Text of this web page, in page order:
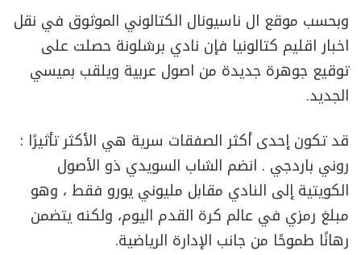
وبحسب موقع ال ناسيونال الكتالوني الموثوق في نقل
اخبار اقليم كتالونيا فإن نادي برشلونة حصلت على
توقيع جوهرة جديدة من اصول عربية ويلقب بميسي
الجديد.
قد تكون إحدى أكثر الصفقات سرية هي الأكثر تأثيرًا :
روني باردجي . انضم الشاب السويدي ذو الأصول
الكويتية إلى النادي مقابل مليوني يورو فقط ، وهو
مبلغ رمزي في عالم كرة القدم اليوم، ولكنه يتضمن
رهانًا طموحًا من جانب الإدارة الرياضية.